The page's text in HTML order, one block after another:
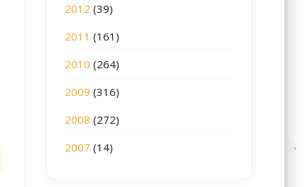
2012 (39)
2011 (161)
2010 (264)
2009 (316)
2008 (272)
2007 (14)